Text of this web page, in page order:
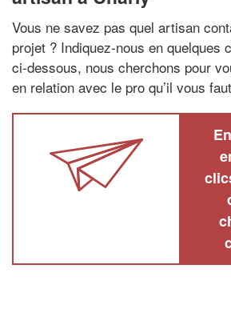
Vous ne savez pas quel artisan
projet ? Indiquez-nous en quelques
ci-dessous, nous cherchons pour
en relation avec le pro qu’il vous